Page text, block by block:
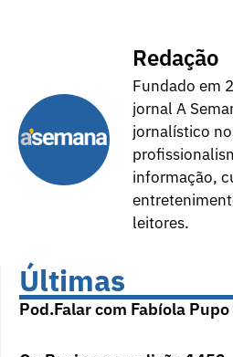
Redação
Fundado em
jornal A
jornalístico
informação,
leitores.
Últimas
Pod.Falar com Fabíola